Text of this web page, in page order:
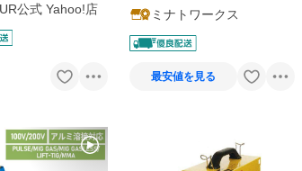
公式 Yahoo!店 ミナトワークス
最安値を見る